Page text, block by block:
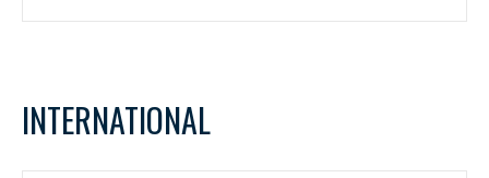
INTERNATIONAL